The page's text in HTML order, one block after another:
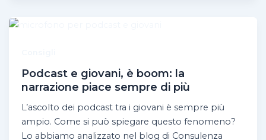
Podcast e giovani, è boom: la
narrazione piace sempre di più
L’ascolto dei podcast tra i giovani è sempre più
ampio. Come si può spiegare questo fenomeno?
Lo abbiamo analizzato nel blog di Consulenza